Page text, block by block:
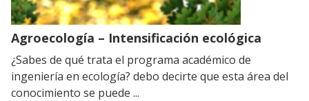
Agroecología – Intensificación ecológica
¿Sabes de qué trata el programa académico de
ingeniería en ecología? debo decirte que esta área del
conocimiento se puede ...